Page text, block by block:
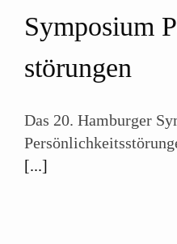
Symposium
störungen
Das 20. Hamburger
[...]